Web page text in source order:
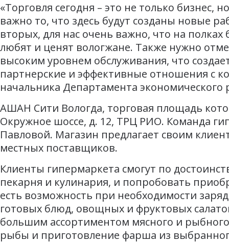
«Торговля сегодня – это не только бизнес,
важно то, что здесь будут созданы новые
вторых, для нас очень важно, что на
любят и ценят вологжане. Также нужно
высоким уровнем обслуживания, что
партнерские и эффективные отношения с
начальника Департамента
АШАН Сити Вологда, торговая площадь
Окружное шоссе, д. 12, ТРЦ РИО. Команда
Павловой. Магазин предлагает своим
местных поставщиков.
Клиенты гипермаркета смогут по
пекарня и кулинария, и попробовать
есть возможность при необходимости
готовых блюд, овощных и фруктовых
большим ассортиментом мясного и рыбного
рыбы и приготовление фарша из